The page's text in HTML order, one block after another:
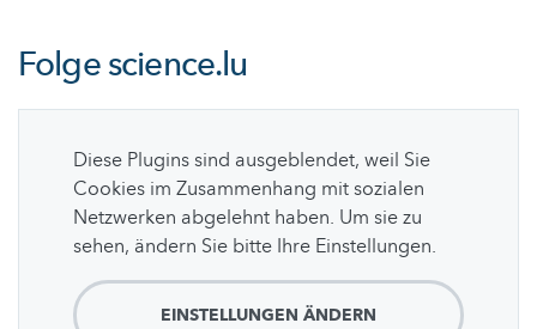
Folgescience.lu
Diese Plugins sind ausgeblendet, weil Sie
Cookies im Zusammenhang mit sozialen
Netzwerken abgelehnt haben. Um sie zu
sehen, ändern Sie bitte Ihre Einstellungen.
EINSTELLUNGEN ÄNDERN